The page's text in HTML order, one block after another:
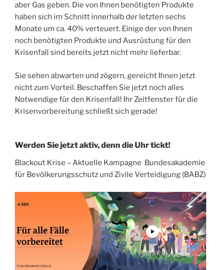
aber Gas geben. Die von Ihnen benötigten Produkte
haben sich im Schnitt innerhalb der letzten sechs
Monate um ca. 40% verteuert. Einige der von Ihnen
noch benötigten Produkte und Ausrüstung für den
Krisenfall sind bereits jetzt nicht mehr lieferbar.
Sie sehen abwarten und zögern, gereicht Ihnen jetzt
nicht zum Vorteil. Beschaffen Sie jetzt noch alles
Notwendige für den Krisenfall! Ihr Zeitfenster für die
Krisenvorbereitung schließt sich gerade!
Werden Sie jetzt aktiv, denn die Uhr tickt!
Blackout Krise – Aktuelle Kampagne Bundesakademie
für Bevölkerungsschutz und Zivile Verteidigung (BABZ)